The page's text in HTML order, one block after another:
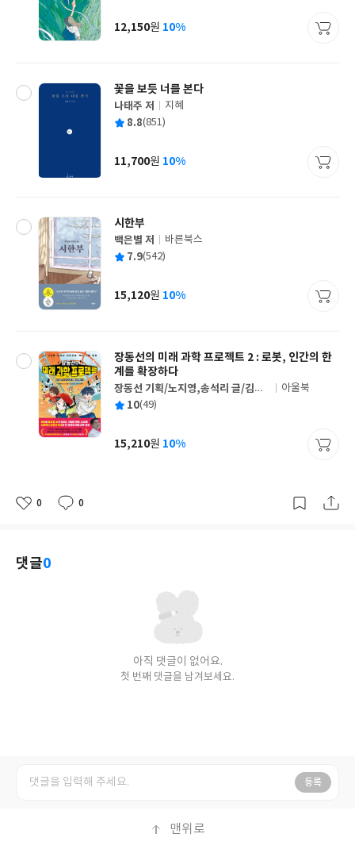
사
가
12,150원 10%
꽃을 보듯 너를 본다
글
쓴
나태주 저
출
사
지혜
평 8.8(851)
가
11,700원 10%
시한부
글
쓴
백은별 저
출
사
바른북스
평 7.9(542)
가
15,120원 10%
장동선의 미래 과학 프로젝트 2 : 로봇, 인간의 한
계를 확장하다
글
쓴
장동선 기획/노지영,송석리 글/김지
인 그림
출
사
아울북
평 10(49)
가
15,210원 10%
좋
0
댓
0
작
댓글0
아직 댓글이 없어요.
첫 번째 댓글을 남겨보세요.
등록
맨위로